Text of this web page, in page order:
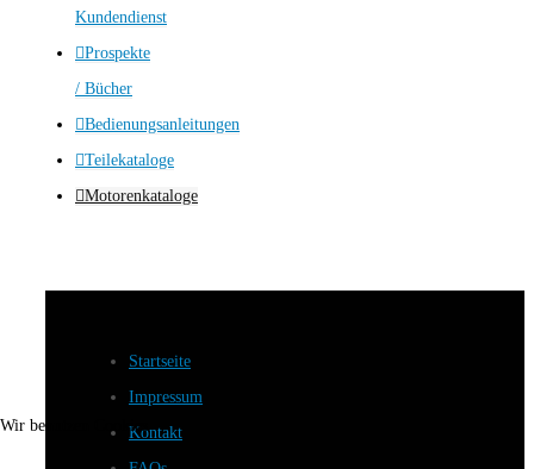
Kundendienst
Prospekte
/ Bücher
Bedienungsanleitungen
Teilekataloge
Motorenkataloge
Startseite
Impressum
Kontakt
Wir benutzen Cookies